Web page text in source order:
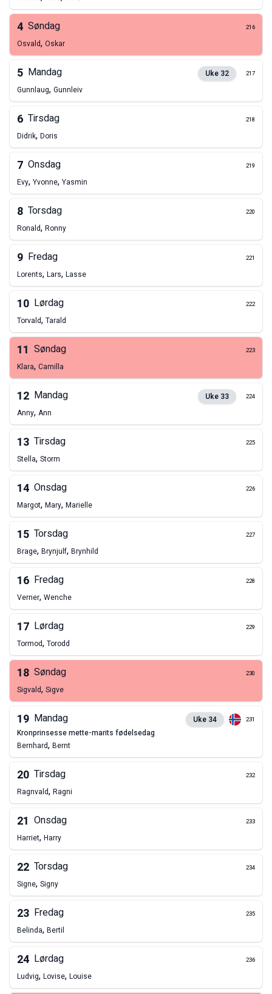
4 Søndag 216
Osvald, Oskar
5 Mandag Uke 32 217
Gunnlaug, Gunnleiv
6 Tirsdag 218
Didrik, Doris
7 Onsdag 219
Evy, Yvonne, Yasmin
8 Torsdag 220
Ronald, Ronny
9 Fredag 221
Lorents, Lars, Lasse
10 Lørdag 222
Torvald, Tarald
11 Søndag 223
Klara, Camilla
12 Mandag Uke 33 224
Anny, Ann
13 Tirsdag 225
Stella, Storm
14 Onsdag 226
Margot, Mary, Marielle
15 Torsdag 227
Brage, Brynjulf, Brynhild
16 Fredag 228
Verner, Wenche
17 Lørdag 229
Tormod, Torodd
18 Søndag 230
Sigvald, Sigve
19 Mandag Uke 34 231
kronprinsesse mette-marits fødelsedag
Bernhard, Bernt
20 Tirsdag 232
Ragnvald, Ragni
21 Onsdag 233
Harriet, Harry
22 Torsdag 234
Signe, Signy
23 Fredag 235
Belinda, Bertil
24 Lørdag 236
Ludvig, Lovise, Louise